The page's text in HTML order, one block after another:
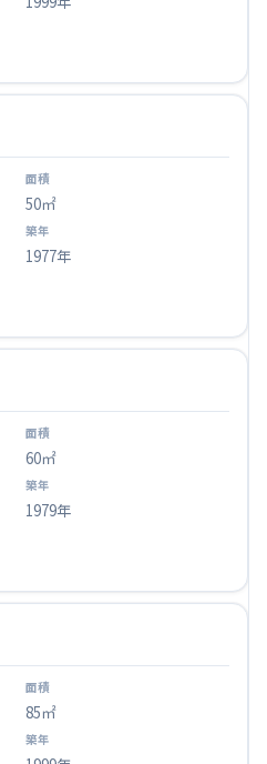
50㎡
1977年
60㎡
1979年
85㎡